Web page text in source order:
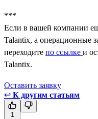
***
Если в вашей компании
Talantix, а операционные
переходите по ссылке и
Talantix.
Оставить заявкy
↩ К другим статьям
1